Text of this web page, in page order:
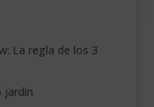
La regla de los 3
jardín